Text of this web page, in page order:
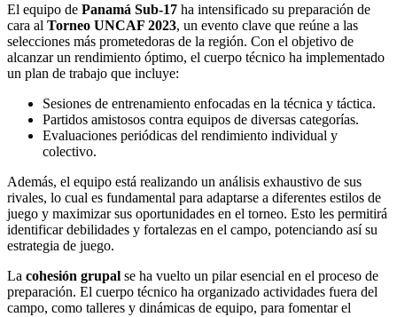
El equipo de Panamá Sub-17 ha intensificado su preparación de
cara al Torneo UNCAF 2023, un evento clave que reúne a las
selecciones más prometedoras de la región. Con el objetivo de
alcanzar un rendimiento óptimo, el cuerpo técnico ha implementado
un plan de trabajo que incluye:
Sesiones de entrenamiento enfocadas en la técnica y táctica.
Partidos amistosos contra equipos de diversas categorías.
Evaluaciones periódicas del rendimiento individual y
colectivo.
Además, el equipo está realizando un análisis exhaustivo de sus
rivales, lo cual es fundamental para adaptarse a diferentes estilos de
juego y maximizar sus oportunidades en el torneo. Esto les permitirá
identificar debilidades y fortalezas en el campo, potenciando así su
estrategia de juego.
La cohesión grupal se ha vuelto un pilar esencial en el proceso de
preparación. El cuerpo técnico ha organizado actividades fuera del
campo, como talleres y dinámicas de equipo, para fomentar el